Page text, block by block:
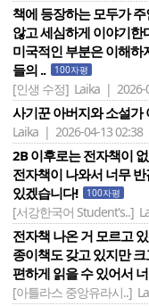
책에 등장하는 모두가
않고 세심하게 이야기한
미국적인 부분은 이해하
들의 ..
100자평
[인생 수정] Laika | 2026-
사기꾼 아버지와 소설가
Laika | 2026-04-13 02:38
2B 이후로는 전자책이
전자책이 나와서 너무
있겠습니다!
100자평
[서강한국어 Student's..]
전자책 나온 거 모르고
종이책도 갖고 있지만
편하게 읽을 수 있어서
[아틀라스 중앙유라시..]